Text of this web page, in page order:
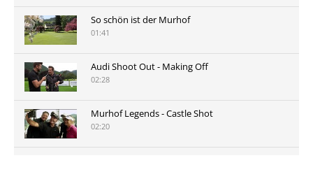
So schön ist der Murhof
01:41
Audi Shoot Out - Making Off
02:28
Murhof Legends - Castle Shot
02:20